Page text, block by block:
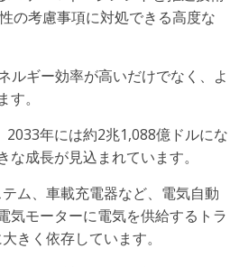
の考慮事項に対処できる高度な
ルギー効率が高いだけでなく、よ
。
年には約2兆1,088億ドルにな
成長が見込まれています。
ム、車載充電器など、電気自動
気モーターに電気を供給するトラ
きく依存しています。